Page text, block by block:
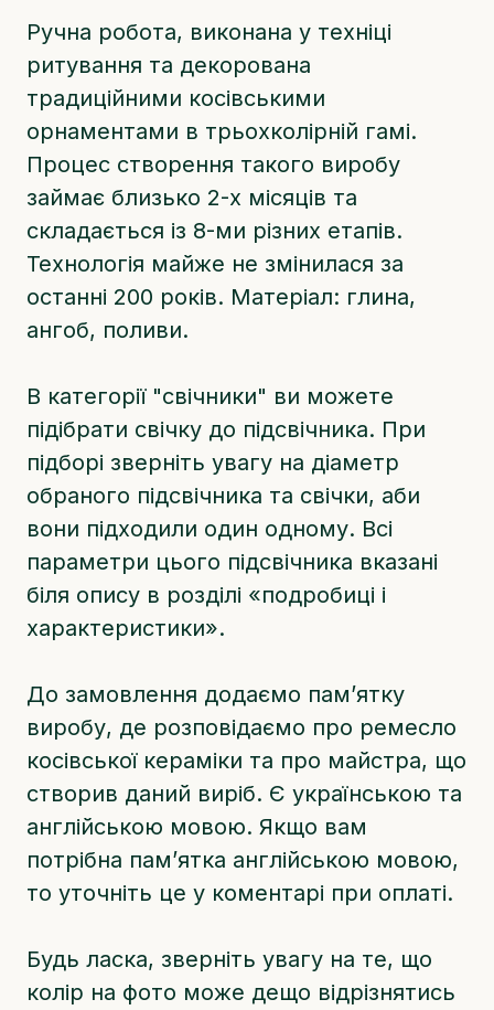
Ручна робота, виконана у техніці
ритування та декорована
традиційними косівськими
орнаментами в трьохколірній гамі.
Процес створення такого виробу
займає близько 2-х місяців та
складається із 8-ми різних етапів.
Технологія майже не змінилася за
останні 200 років. Матеріал: глина,
ангоб, поливи.
В категорії "свічники" ви можете
підібрати свічку до підсвічника. При
підборі зверніть увагу на діаметр
обраного підсвічника та свічки, аби
вони підходили один одному. Всі
параметри цього підсвічника вказані
біля опису в розділі «подробиці і
характеристики».
До замовлення додаємо памʼятку
виробу, де розповідаємо про ремесло
косівської кераміки та про майстра, що
створив даний виріб. Є українською та
англійською мовою. Якщо вам
потрібна памʼятка англійською мовою,
то уточніть це у коментарі при оплаті.
Будь ласка, зверніть увагу на те, що
колір на фото може дещо відрізнятись